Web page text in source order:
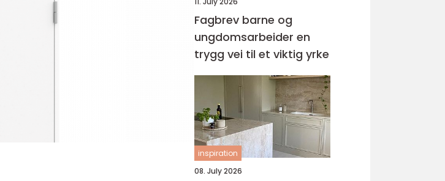
Fagbrev barne og
ungdomsarbeider en
trygg vei til et viktig yrke
inspiration
08. July 2026